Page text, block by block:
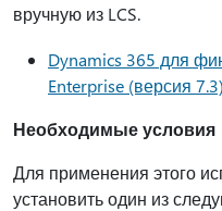
вручную из LCS.
Dynamics 365 для
Enterprise (версия 7.3)
Необходимые условия
Для применения этого
установить один из